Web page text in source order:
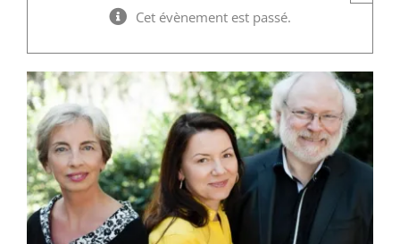
Cet évènement est passé.